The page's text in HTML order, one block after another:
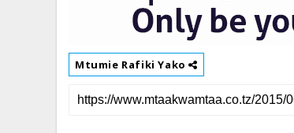
Mtumie Rafiki Yako